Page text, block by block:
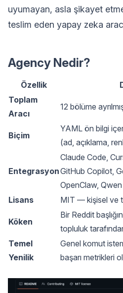
uyumayan, asla şikayet
teslim eden yapay zeka
Agency Nedir?
Özellik
Toplam
Aracı
12 bölüme
Biçim
YAML ön bilgi
(ad, açıklama,
Entegrasyon
Claude Code,
GitHub Copilot,
OpenClaw, Qwen
Lisans
MIT — kişisel ve
Köken
Bir Reddit
topluluk
Temel
Yenilik
Genel komut
başarı metrikleri